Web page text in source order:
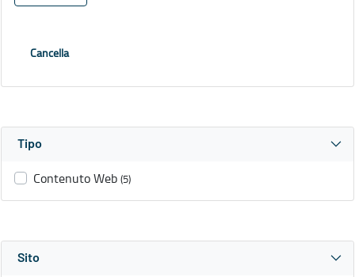
Cancella
Tipo
Contenuto Web (5)
Sito